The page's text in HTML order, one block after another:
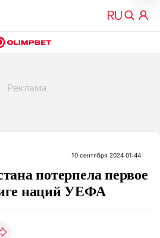
10 сентября 2024 01:44
потерпела первое
наций УЕФА